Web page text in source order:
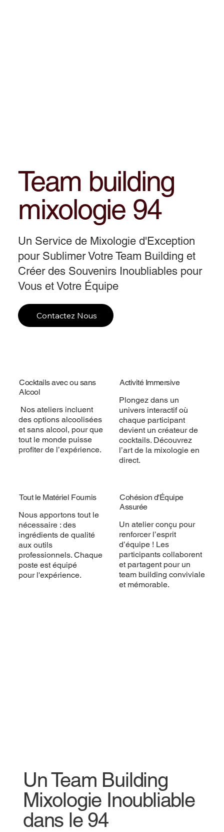
Team building
mixologie 94
Un Service de Mixologie d'Exception
pour Sublimer Votre Team Building et
Créer des Souvenirs Inoubliables pour
Vous et Votre Équipe
Contactez Nous
Cocktails avec ou sans
Alcool
Nos ateliers incluent
des options alcoolisées
et sans alcool, pour que
tout le monde puisse
profiter de l’expérience.
Activité Immersive
Plongez dans un
univers interactif où
chaque participant
devient un créateur de
cocktails. Découvrez
l’art de la mixologie en
direct.
Tout le Matériel Fournis
Nous apportons tout le
nécessaire : des
ingrédients de qualité
aux outils
professionnels. Chaque
poste est équipé
pour l'expérience.
Cohésion d'Équipe
Assurée
Un atelier conçu pour
renforcer l’esprit
d’équipe ! Les
participants collaborent
et partagent pour un
team building conviviale
et mémorable.
Un Team Building
Mixologie Inoubliable
dans le 94